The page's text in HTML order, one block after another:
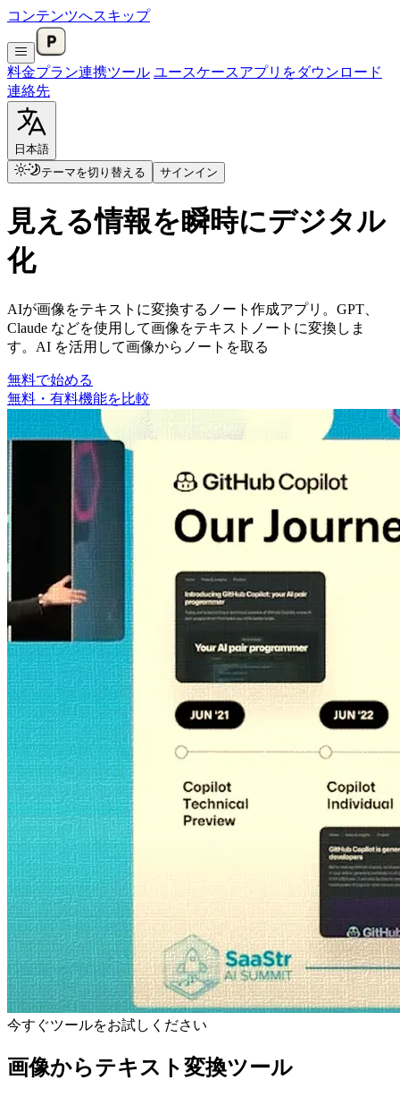
コンテンツへスキップ
料金プラン連携ツール ユースケースアプリをダウンロード
連絡先
日本語
テーマを切り替える
サインイン
見える情報を瞬時にデジタル
化
AIが画像をテキストに変換するノート作成アプリ。GPT、
Claude などを使用して画像をテキストノートに変換しま
す。AI を活用して画像からノートを取る
無料で始める
無料・有料機能を比較
今すぐツールをお試しください
画像からテキスト変換ツール